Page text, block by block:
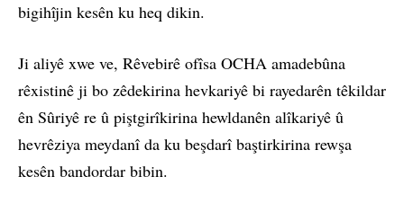
bigihîjin kesên ku heq dikin.
Ji aliyê xwe ve, Rêvebirê ofîsa OCHA amadebûna
rêxistinê ji bo zêdekirina hevkariyê bi rayedarên têkildar
ên Sûriyê re û piştgirîkirina hewldanên alîkariyê û
hevrêziya meydanî da ku beşdarî baştirkirina rewşa
kesên bandordar bibin.